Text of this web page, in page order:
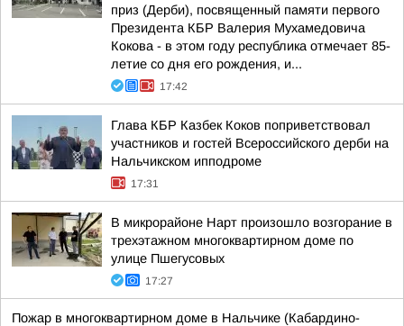
приз (Дерби), посвященный памяти первого
Президента КБР Валерия Мухамедовича
Кокова - в этом году республика отмечает 85-
летие со дня его рождения, и...
17:42
Глава КБР Казбек Коков поприветствовал
участников и гостей Всероссийского дерби на
Нальчикском ипподроме
17:31
В микрорайоне Нарт произошло возгорание в
трехэтажном многоквартирном доме по
улице Пшегусовых
17:27
Пожар в многоквартирном доме в Нальчике (Кабардино-